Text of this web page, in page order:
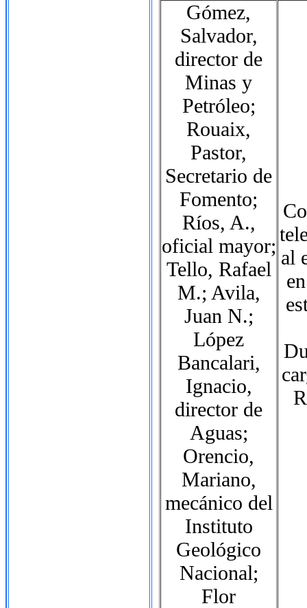
Gómez,
Salvador,
director de
Minas y
Petróleo;
Rouaix,
Pastor,
Secretario de
Fomento;
Ríos, A.,
oficial mayor;
Tello, Rafael
M.; Avila,
Juan N.;
López
Bancalari,
Ignacio,
director de
Aguas;
Orencio,
Mariano,
mecánico del
Instituto
Geológico
Nacional;
Flor
al